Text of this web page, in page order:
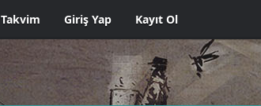
Takvim Giriş Yap Kayıt Ol